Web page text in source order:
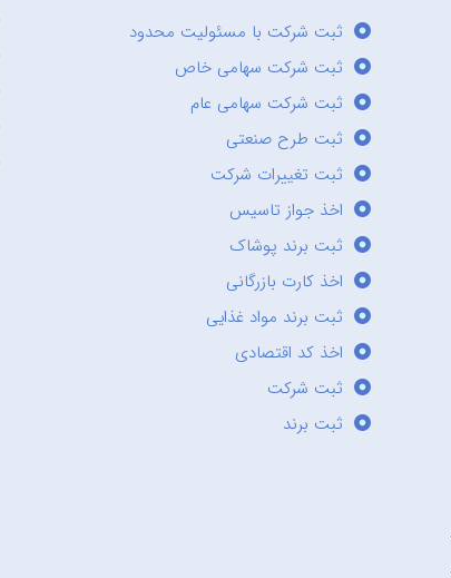
ثبت شرکت با مسئولیت محدود
ثبت شرکت سهامی خاص
ثبت شرکت سهامی عام
ثبت طرح صنعتی
ثبت تغییرات شرکت
اخذ جواز تاسیس
ثبت برند پوشاک
اخذ کارت بازرگانی
ثبت برند مواد غذایی
اخذ کد اقتصادی
ثبت شرکت
ثبت برند